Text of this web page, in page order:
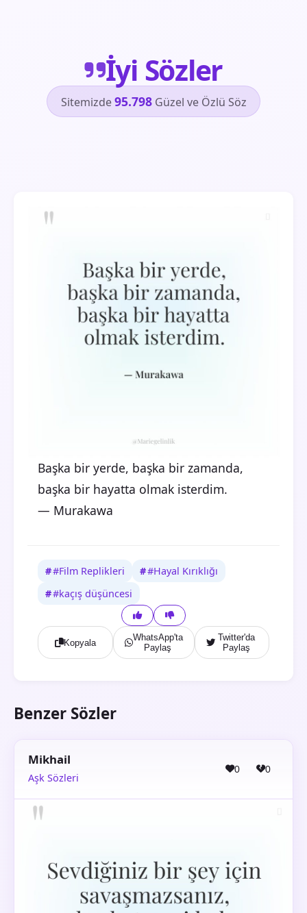
İyi Sözler
Sitemizde95.798Güzel ve Özlü Söz
Başka bir yerde, başka bir zamanda,
başka bir hayatta olmak isterdim.
— Murakawa
#Film Replikleri
#Hayal Kırıklığı
#kaçış düşüncesi
Kopyala
WhatsApp'ta
Paylaş
Twitter'da
Paylaş
Benzer Sözler
Mikhail
Aşk Sözleri
0 0